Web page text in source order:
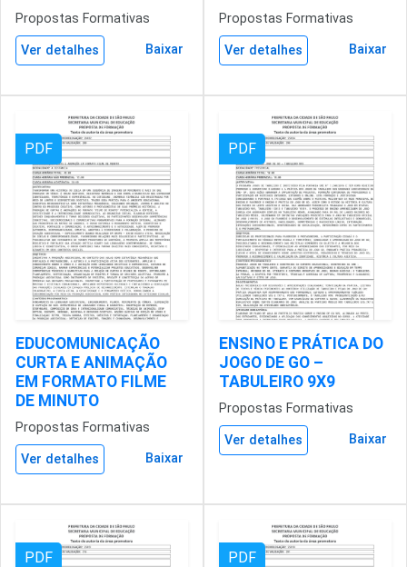
Propostas Formativas
Ver detalhes Baixar
Propostas Formativas
Ver detalhes Baixar
PDF
EDUCOMUNICAÇÃO
CURTA E ANIMAÇÃO
EM FORMATO FILME
DE MINUTO
Propostas Formativas
Ver detalhes Baixar
PDF
ENSINO E PRÁTICA DO
JOGO DE GO –
TABULEIRO 9X9
Propostas Formativas
Ver detalhes Baixar
PDF PDF